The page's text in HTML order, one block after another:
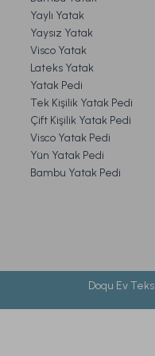
HİZMETLERİ
& KOLTUK SİPARİŞ VE İADE
Ücretsiz Kargo
Alez 90 x 190 cm
Yaylı Yatak
Yaysız Yatak
Visco Yatak
Lateks Yatak
Yatak Pedi
Tek Kişilik Yatak Pedi
Çift Kişilik Yatak Pedi
Visco Yatak Pedi
Yün Yatak Pedi
Bambu Yatak Pedi
Doqu Ev